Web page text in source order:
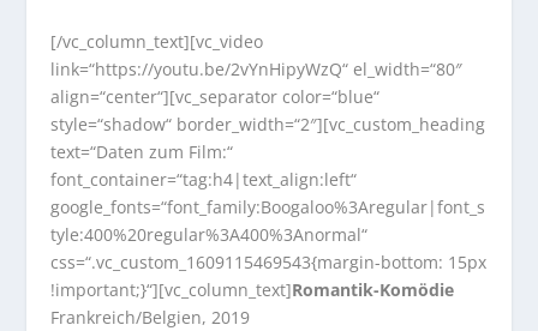
[/vc_column_text][vc_video
link=“https://youtu.be/2vYnHipyWzQ“ el_width=“80″
align=“center“][vc_separator color=“blue“
style=“shadow“ border_width=“2″][vc_custom_heading
text=“Daten zum Film:“
font_container=“tag:h4|text_align:left“
google_fonts=“font_family:Boogaloo%3Aregular|font_s
tyle:400%20regular%3A400%3Anormal“
css=“.vc_custom_1609115469543{margin-bottom: 15px
!important;}“][vc_column_text]Romantik-Komödie
Frankreich/Belgien, 2019